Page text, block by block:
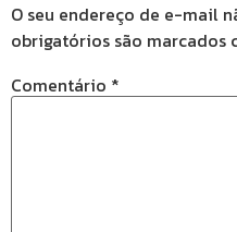
O seu endereço de e-mail
obrigatórios são marcados
Comentário *